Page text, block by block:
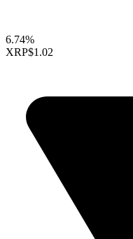
6.74%
XRP$1.02